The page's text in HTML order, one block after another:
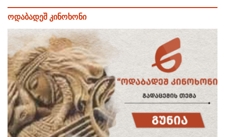
ოდაბადეშ კინოხონი